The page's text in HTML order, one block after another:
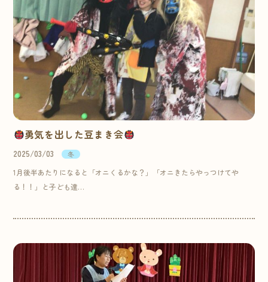
勇気を出した豆まき会
2025/03/03 冬
1月後半あたりになると「オニくるかな？」「オニきたらやっつけてや
る！！」と子ども達…